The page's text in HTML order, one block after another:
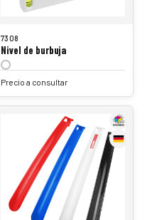
7308
Nivel de burbuja
Precio a consultar